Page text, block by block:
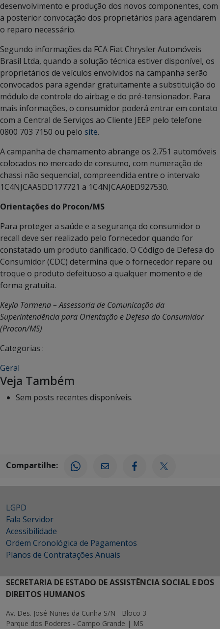
desenvolvimento e produção dos novos componentes, com
a posterior convocação dos proprietários para agendarem
o reparo necessário.
Segundo informações da FCA Fiat Chrysler Automóveis
Brasil Ltda, quando a solução técnica estiver disponível, os
proprietários de veículos envolvidos na campanha serão
convocados para agendar gratuitamente a substituição do
módulo de controle do airbag e do pré-tensionador. Para
mais informações, o consumidor poderá entrar em contato
com a Central de Serviços ao Cliente JEEP pelo telefone
0800 703 7150 ou pelo site.
A campanha de chamamento abrange os 2.751 automóveis
colocados no mercado de consumo, com numeração de
chassi não sequencial, compreendida entre o intervalo
1C4NJCAA5DD177721 a 1C4NJCAA0ED927530.
Orientações do Procon/MS
Para proteger a saúde e a segurança do consumidor o
recall deve ser realizado pelo fornecedor quando for
constatado um produto danificado. O Código de Defesa do
Consumidor (CDC) determina que o fornecedor repare ou
troque o produto defeituoso a qualquer momento e de
forma gratuita.
Keyla Tormena – Assessoria de Comunicação da
Superintendência para Orientação e Defesa do Consumidor
(Procon/MS)
Categorias :
Geral
Veja Também
Sem posts recentes disponíveis.
Compartilhe:
LGPD
Fala Servidor
Acessibilidade
Ordem Cronológica de Pagamentos
Planos de Contratações Anuais
SECRETARIA DE ESTADO DE ASSISTÊNCIA SOCIAL E DOS
DIREITOS HUMANOS
Av. Des. José Nunes da Cunha S/N - Bloco 3
Parque dos Poderes - Campo Grande | MS